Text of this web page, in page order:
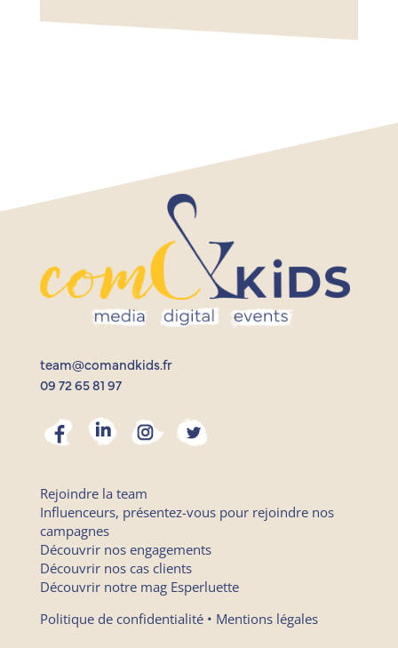
team@comandkids.fr
09 72 65 81 97
Rejoindre la team
Influenceurs, présentez-vous pour rejoindre nos
campagnes
Découvrir nos engagements
Découvrir nos cas clients
Découvrir notre mag Esperluette
Politique de confidentialité• Mentions légales